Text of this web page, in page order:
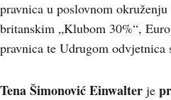
pravnica u poslovnom
britanskim „Klubom 30%“,
pravnica te Udrugom odvjetnica
Tena Šimonović Einwalter je